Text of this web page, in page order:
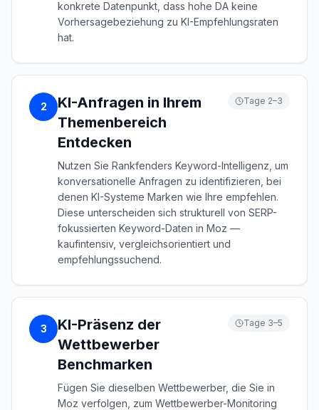
konkrete Datenpunkt, dass hohe DA keine
Vorhersagebeziehung zu KI-Empfehlungsraten
hat.
2
KI-Anfragen in Ihrem
Themenbereich
Entdecken
Tage 2–3
Nutzen Sie Rankfenders Keyword-Intelligenz, um
konversationelle Anfragen zu identifizieren, bei
denen KI-Systeme Marken wie Ihre empfehlen.
Diese unterscheiden sich strukturell von SERP-
fokussierten Keyword-Daten in Moz —
kaufintensiv, vergleichsorientiert und
empfehlungssuchend.
3
KI-Präsenz der
Wettbewerber
Benchmarken
Tage 3–5
Fügen Sie dieselben Wettbewerber, die Sie in
Moz verfolgen, zum Wettbewerber-Monitoring